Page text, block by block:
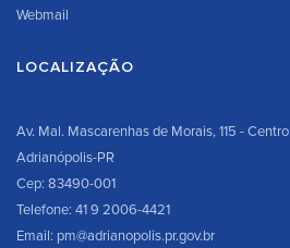
Webmail
LOCALIZAÇÃO
Av. Mal. Mascarenhas de Morais, 115 - Centro
Adrianópolis-PR
Cep: 83490-001
Telefone: 41 9 2006-4421
Email: pm@adrianopolis.pr.gov.br